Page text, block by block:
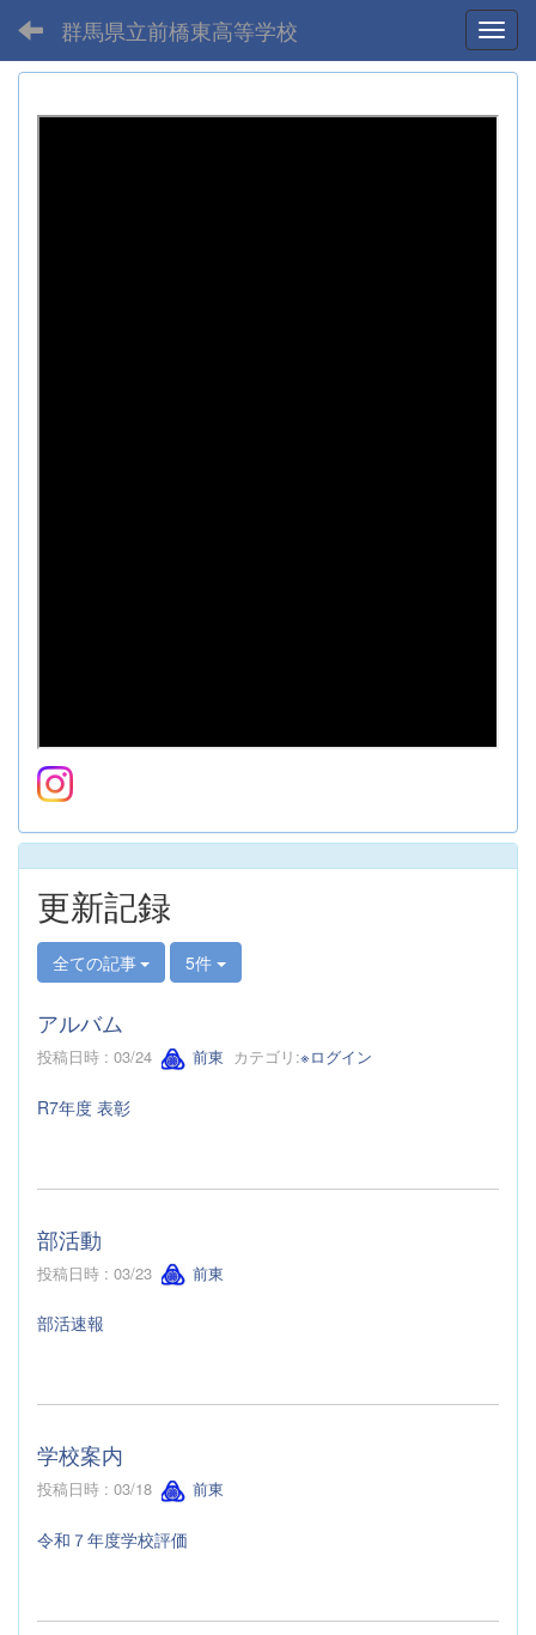
群馬県立前橋東高等学校
更新記録
全ての記事 5件
アルバム
投稿日時 : 03/24 前東 カテゴリ:※ログイン
R7年度 表彰
部活動
投稿日時 : 03/23 前東
部活速報
学校案内
投稿日時 : 03/18 前東
令和７年度学校評価